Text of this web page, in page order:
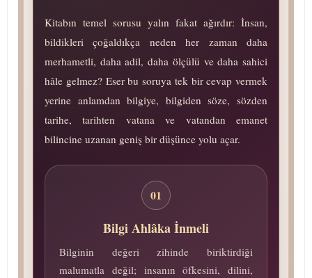
Kitabın temel sorusu yalın fakat ağırdır: İnsan,
bildikleri çoğaldıkça neden her zaman daha
merhametli, daha adil, daha ölçülü ve daha sahici
hâle gelmez? Eser bu soruya tek bir cevap vermek
yerine anlamdan bilgiye, bilgiden söze, sözden
tarihe, tarihten vatana ve vatandan emanet
bilincine uzanan geniş bir düşünce yolu açar.
01
Bilgi Ahlâka İnmeli
Bilginin değeri zihinde biriktirdiği
malumatla değil; insanın öfkesini, dilini,